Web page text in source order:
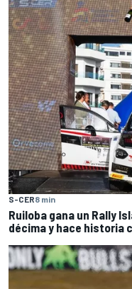
S-CER8 min
Ruiloba gana un Rally
décima y hace historia